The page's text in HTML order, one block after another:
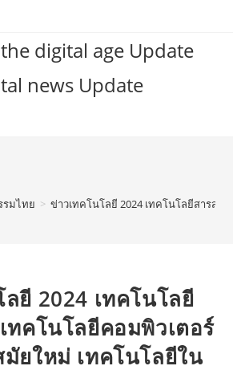
digital age Update
news Update
มไทย > ข่าวเทคโนโลยี 2024 เทคโนโลยีสารส
ยี 2024 เทคโนโลยี
ทคโนโลยีคอมพิวเตอร์
ยใหม่ เทคโนโลยีใน